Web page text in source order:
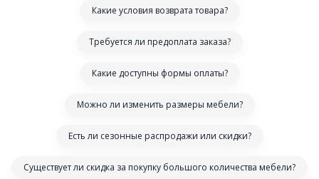
Какие условия возврата товара?
Требуется ли предоплата заказа?
Какие доступны формы оплаты?
Можно ли изменить размеры мебели?
Есть ли сезонные распродажи или скидки?
Существует ли скидка за покупку большого количества мебели?